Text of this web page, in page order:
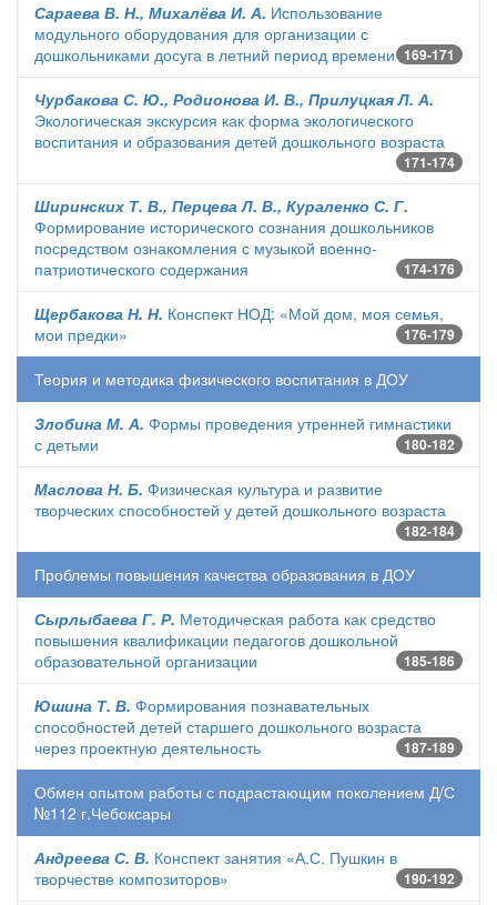
Сараева В. Н., Михалёва И. А. Использование
модульного оборудования для организации с
дошкольниками досуга в летний период времени 169-171
Чурбакова С. Ю., Родионова И. В., Прилуцкая Л. А.
Экологическая экскурсия как форма экологического
воспитания и образования детей дошкольного возраста
171-174
Ширинских Т. В., Перцева Л. В., Кураленко С. Г.
Формирование исторического сознания дошкольников
посредством ознакомления с музыкой военно-
патриотического содержания
174-176
Щербакова Н. Н. Конспект НОД: «Мой дом, моя семья,
мои предки»
176-179
Теория и методика физического воспитания в ДОУ
Злобина М. А. Формы проведения утренней гимнастики
с детьми
180-182
Маслова Н. Б. Физическая культура и развитие
творческих способностей у детей дошкольного возраста
182-184
Проблемы повышения качества образования в ДОУ
Сырлыбаева Г. Р. Методическая работа как средство
повышения квалификации педагогов дошкольной
образовательной организации
185-186
Юшина Т. В. Формирования познавательных
способностей детей старшего дошкольного возраста
через проектную деятельность
187-189
Обмен опытом работы с подрастающим поколением Д/С
№112 г.Чебоксары
Андреева С. В. Конспект занятия «А.С. Пушкин в
творчестве композиторов»
190-192